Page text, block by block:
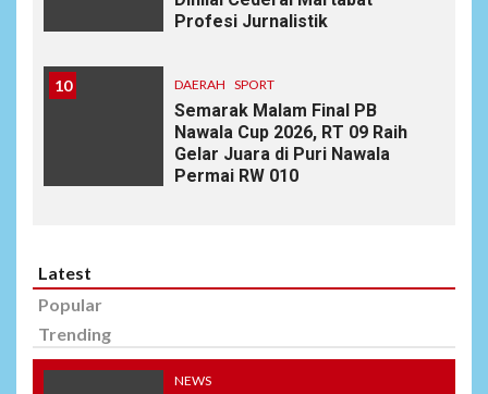
Profesi Jurnalistik
10 DAERAH SPORT
Semarak Malam Final PB
Nawala Cup 2026, RT 09 Raih
Gelar Juara di Puri Nawala
Permai RW 010
Latest
Popular
Trending
NEWS